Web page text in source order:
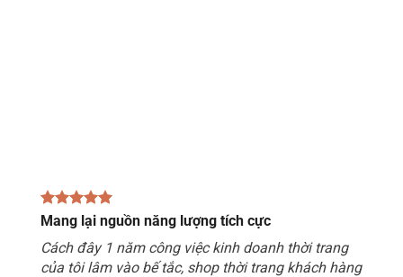
Mang lại nguồn năng lượng tích cực
Cách đây 1 năm công việc kinh doanh thời trang
của tôi lâm vào bế tắc, shop thời trang khách hàng